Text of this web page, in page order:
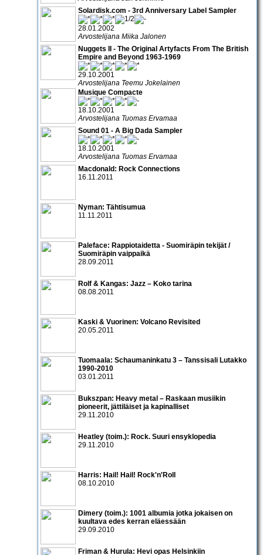
Solardisk.com - 3rd Anniversary Label Sampler
28.01.2002
Arvostelijana Miika Jalonen
Nuggets II - The Original Artyfacts From The British
Empire and Beyond 1963-1969
29.10.2001
Arvostelijana Teemu Jokelainen
Musique Compacte
18.10.2001
Arvostelijana Tuomas Ervamaa
Sound 01 - A Big Dada Sampler
18.10.2001
Arvostelijana Tuomas Ervamaa
Macdonald: Rock Connections
16.11.2011
Nyman: Tähtisumua
11.11.2011
Paleface: Rappiotaidetta - Suomiräpin tekijät /
Suomiräpin vaippaikä
28.09.2011
Rolf & Kangas: Jazz – Koko tarina
08.08.2011
Kaski & Vuorinen: Volcano Revisited
20.05.2011
Tuomaala: Schaumaninkatu 3 – Tanssisali Lutakko
1990­-2010
03.01.2011
Bukszpan: Heavy metal – Raskaan musiikin
pioneerit, jättiläiset ja kapinalliset
29.11.2010
Heatley (toim.): Rock. Suuri ensyklopedia
29.11.2010
Harris: Hail! Hail! Rock'n'Roll
08.10.2010
Dimery (toim.): 1001 albumia jotka jokaisen on
kuultava edes kerran eläessään
29.09.2010
Friman & Hurula: Hevi opas Helsinkiin